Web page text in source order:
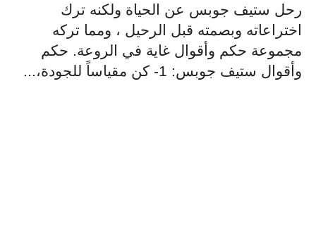
رحل ستيف جوبس عن الحياة ولكنه ترك
اختراعاته وبصمته قبل الرحيل ، ومما تركه
مجموعة حكم وأقوال غاية في الروعة. حكم
وأقوال ستيف جوبس: 1- كن مقياساً للجودة،...